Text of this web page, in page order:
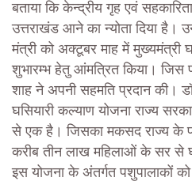
बताया कि केन्द्रीय गृह एवं
उत्तराखंड आने का न्योता दिया है।
मंत्री को अक्टूबर माह में मुख्यमंत्री
शुभारम्भ हेतु आंमत्रित किया। जिस
शाह ने अपनी सहमति प्रदान की।
घसियारी कल्याण योजना राज्य
से एक है। जिसका मकसद राज्य के
करीब तीन लाख महिलाओं के सर से
इस योजना के अंतर्गत पशुपालाकों